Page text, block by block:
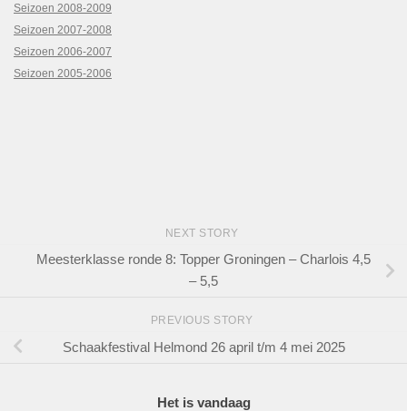
Seizoen 2008-2009
Seizoen 2007-2008
Seizoen 2006-2007
Seizoen 2005-2006
NEXT STORY
Meesterklasse ronde 8: Topper Groningen – Charlois 4,5
– 5,5
PREVIOUS STORY
Schaakfestival Helmond 26 april t/m 4 mei 2025
Het is vandaag